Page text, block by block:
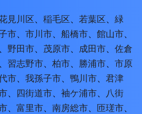
見川区、 稲毛区、 若葉区、 緑
市、 市川市、 船橋市、 館山市、
、 野田市、 茂原市、 成田市、 佐倉
、 習志野市、 柏市、 勝浦市、 市原
市、 我孫子市、 鴨川市、 君津
、 四街道市、 袖ケ浦市、
八街
、 富里市、 南房総市、 匝瑳市、